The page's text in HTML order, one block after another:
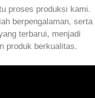
proses produksi kami.
berpengalaman, serta
terbarui, menjadi
produk berkualitas.